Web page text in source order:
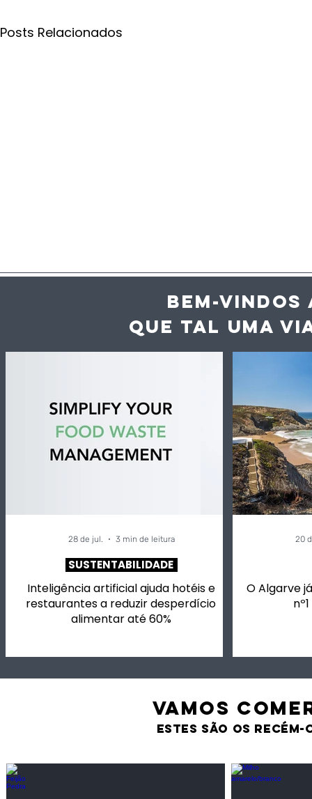
Posts Relacionados
Inteligência artificial
ajuda hotéis e
restaurantes a reduzir
desperdício alimentar
Vaga de
acelera a
dos
BEM-VINDOS
QUE TAL UMA
Inteligência artificial ajuda hotéis e
restaurantes a reduzir desperdício
alimentar até 60%
SUSTENTABILIDADE
28 de jul. 3 min de leitura
O Algarve
20
VAMOS
estes são os recém-
Feijão Pedra
Leguminosas
Milho